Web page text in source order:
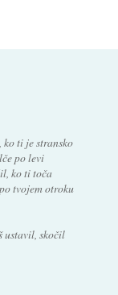
ko ti je stransko
po levi
ko ti toča
tvojem otroku
ustavil, skočil